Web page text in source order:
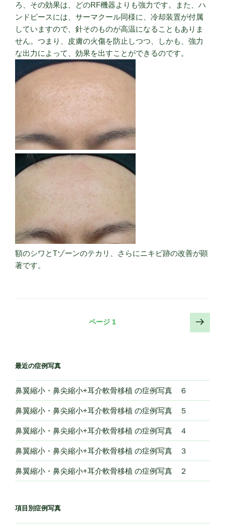
ろ、その効果は、どのRF機器よりも強力です。また、ハ
ンドピースには、サーマクール同様に、冷却装置が付属
していますので、針そのものが高温になることもありま
せん。つまり、皮膚の火傷を防止しつつ、しかも、強力
な出力によって、効果を出すことができるのです。
額のシワとTゾーンのテカリ、さらにニキビ跡の改善が顕
著です。
ビ
ー
シ
ョ
ン
ページ 1
次
の
最近の症例写真
鼻翼縮小・鼻尖縮小+耳介軟骨移植 の症例写真 ６
鼻翼縮小・鼻尖縮小+耳介軟骨移植 の症例写真 ５
鼻翼縮小・鼻尖縮小+耳介軟骨移植 の症例写真 ４
鼻翼縮小・鼻尖縮小+耳介軟骨移植 の症例写真 ３
鼻翼縮小・鼻尖縮小+耳介軟骨移植 の症例写真 ２
項目別症例写真